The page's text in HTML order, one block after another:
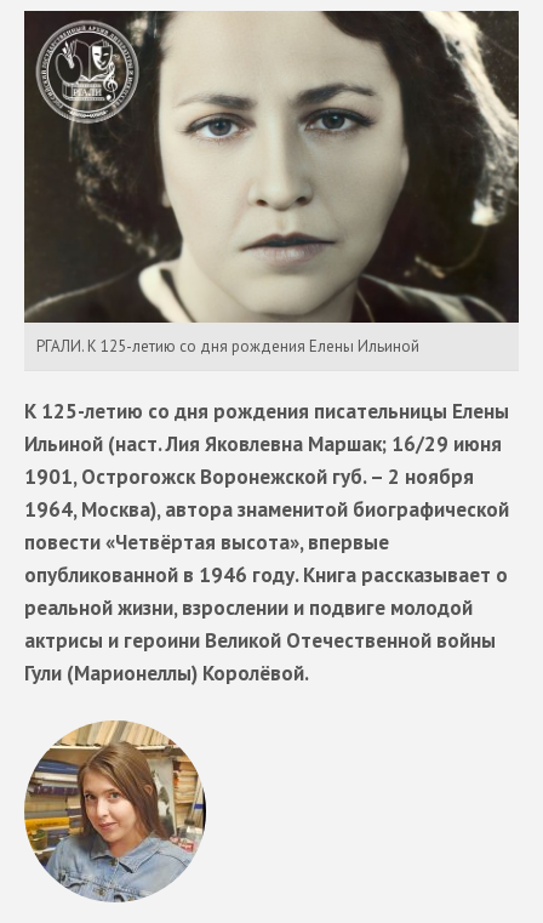
РГАЛИ. К 125-летию со дня рождения Елены Ильиной
К 125-летию со дня рождения писательницы Елены
Ильиной (наст. Лия Яковлевна Маршак; 16/29 июня
1901, Острогожск Воронежской губ. – 2 ноября
1964, Москва), автора знаменитой биографической
повести «Четвёртая высота», впервые
опубликованной в 1946 году. Книга рассказывает о
реальной жизни, взрослении и подвиге молодой
актрисы и героини Великой Отечественной войны
Гули (Марионеллы) Королёвой.